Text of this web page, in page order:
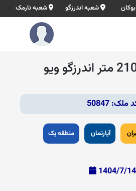
شعبه اندرزگو شعبه نارمک
اجاره آپارتمان 210 متر اندرزگو ویو
ملک: 50847
آپارتمان
منطقه یک
1404/7/14